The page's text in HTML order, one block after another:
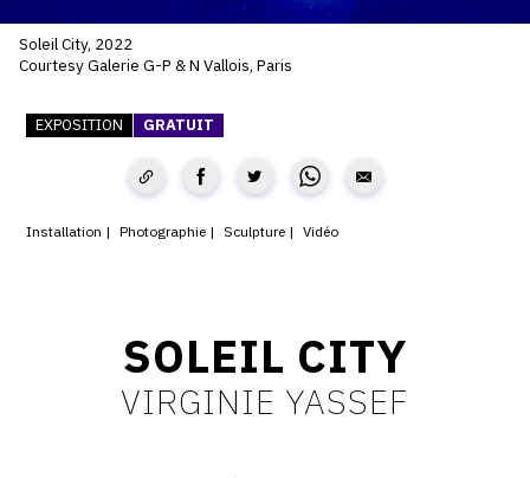
SERVICES
ABONNEMENTS DÉDIÉS AUX GALERISTES
CRÉER SON SITE ARTISTE
CRÉER SON CATALOGUE D'EXPO
À PROPOS
Soleil City, 2022
Courtesy Galerie G-P & N Vallois, Paris
EXPOSITION GRATUIT
Installation Photographie Sculpture Vidéo
SOLEIL CITY
VIRGINIE YASSEF